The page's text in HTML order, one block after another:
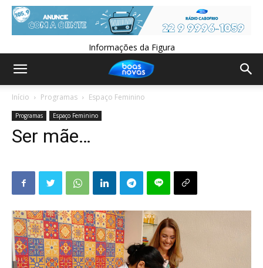
Informações da Figura
Início Programas Espaço Feminino
Programas Espaço Feminino
Ser mãe…